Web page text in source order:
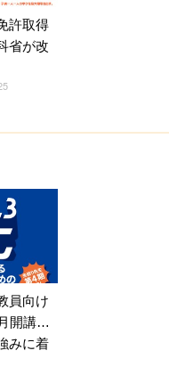
許取得
省が改
員向け
開講…
みに着